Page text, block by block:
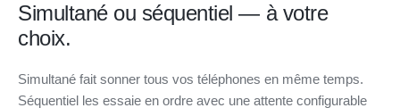
Simultané ou séquentiel — à votre
choix.
Simultané fait sonner tous vos téléphones en même temps.
Séquentiel les essaie en ordre avec une attente configurable